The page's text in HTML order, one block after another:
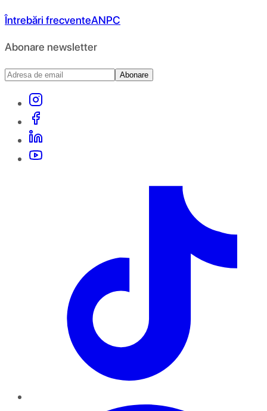
Întrebări frecventeANPC
Abonare newsletter
Abonare